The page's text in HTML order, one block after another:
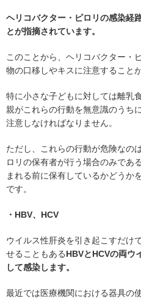
ヘリコバクター・ピロリの感染経
とが指摘されています。
このことから、ヘリコバクター・
物の口移しやキスに注意すること
特に小さな子どもに対しては離乳
親がこれらの行動を無意識のうち
注意しなければなりません。
ただし、これらの行動が危険なの
ロリの保有者が行う場合のみであ
まれる前に保有しているかどうか
です。
・HBV、HCV
ウイルス性肝炎を引き起こすだけ
せることもあるHBVとHCVの両ウ
して感染します。
最近では医療機関における器具の